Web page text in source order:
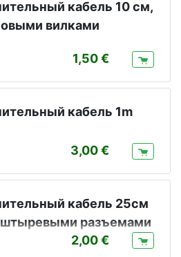
кабель 10 см,
вилками
1,50
кабель 1m
3,00
кабель 25см
разъемами
2,00